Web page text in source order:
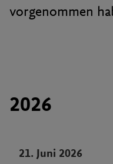
vorgenommen
2026
21. Juni 2026